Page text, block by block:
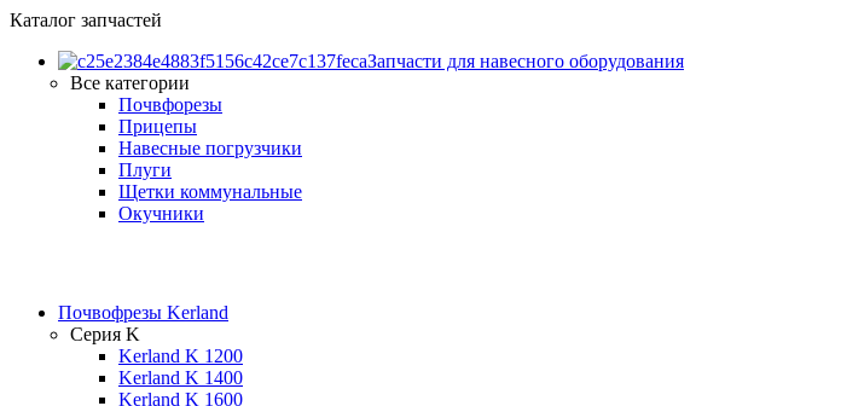
Каталог запчастей
Запчасти для навесного оборудования
Все категории
Почвфорезы
Прицепы
Навесные погрузчики
Плуги
Щетки коммунальные
Окучники
Почвофрезы Kerland
Серия K
Kerland K 1200
Kerland K 1400
Kerland K 1600